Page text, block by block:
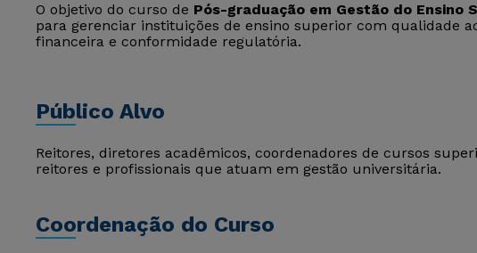
O objetivo do curso de Pós-graduação em Gestão do Ensino
para gerenciar instituições de ensino superior com qualidade
financeira e conformidade regulatória.
Público Alvo
Reitores, diretores acadêmicos, coordenadores de cursos
reitores e profissionais que atuam em gestão universitária.
Coordenação do Curso